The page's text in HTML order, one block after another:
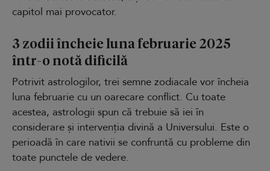
capitol mai provocator.
3 zodii încheie luna februarie 2025
într-o notă dificilă
Potrivit astrologilor, trei semne zodiacale vor încheia
luna februarie cu un oarecare conflict. Cu toate
acestea, astrologii spun că trebuie să iei în
considerare și intervenția divină a Universului. Este o
perioadă în care nativii se confruntă cu probleme din
toate punctele de vedere.